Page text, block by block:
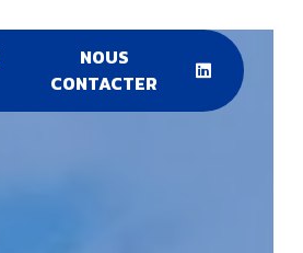
NOUS
CONTACTER